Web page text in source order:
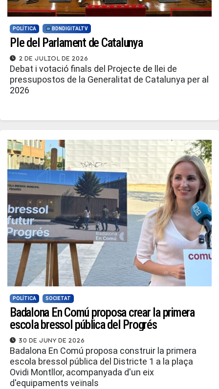
POLÍTICA BDNDIGITALTV
Ple del Parlament de Catalunya
2 de juliol de 2026
Debat i votació finals del Projecte de llei de
pressupostos de la Generalitat de Catalunya per al
2026
POLÍTICA SOCIETAT
Badalona En Comú proposa crear la primera
escola bressol pública del Progrés
30 de juny de 2026
Badalona En Comú proposa construir la primera
escola bressol pública del Districte 1 a la plaça
Ovidi Montllor, acompanyada d'un eix
d'equipaments veïnals